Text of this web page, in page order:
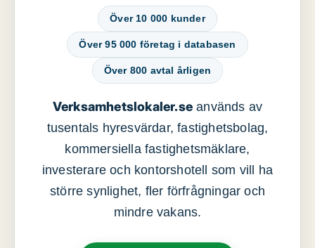
Över 10 000 kunder
Över 95 000 företag i databasen
Över 800 avtal årligen
Verksamhetslokaler.se används av
tusentals hyresvärdar, fastighetsbolag,
kommersiella fastighetsmäklare,
investerare och kontorshotell som vill ha
större synlighet, fler förfrågningar och
mindre vakans.